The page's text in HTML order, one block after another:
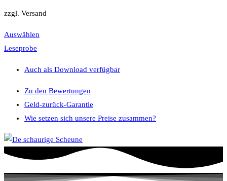
zzgl. Versand
Auswählen
Leseprobe
Auch als Download verfügbar
Zu den Bewertungen
Geld-zurück-Garantie
Wie setzen sich unsere Preise zusammen?